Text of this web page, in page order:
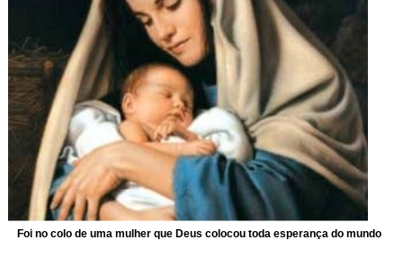
Foi no colo de uma mulher que Deus colocou toda esperança do mundo